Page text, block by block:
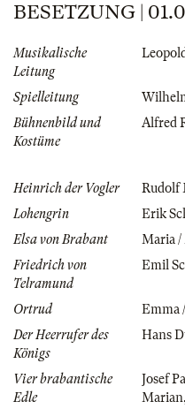
BESETZUNG |
Musikalische
Leitung
Spielleitung
Bühnenbild und
Kostüme
Alfred
Heinrich der Vogler
Rudolf
Lohengrin
Erik
Elsa von Brabant
Maria /
Friedrich von
Telramund
Emil
Ortrud
Emma
Der Heerrufer des
Königs
Hans
Vier brabantische
Edle
Josef
Marian